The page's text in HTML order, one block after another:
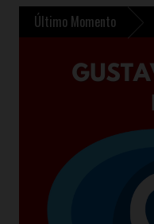
Último Momento
en menores »Hacienda